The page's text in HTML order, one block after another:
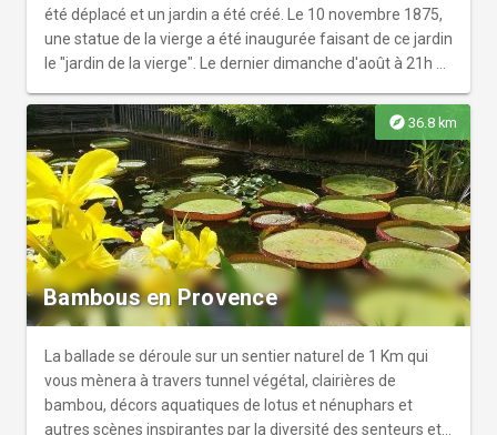
été déplacé et un jardin a été créé. Le 10 novembre 1875,
une statue de la vierge a été inaugurée faisant de ce jardin
le "jardin de la vierge". Le dernier dimanche d'août à 21h a
d'Elisa Seisson, 10ème miraculée de Lourdes en 1882.
explore 36.8 km
Bambous en Provence
La ballade se déroule sur un sentier naturel de 1 Km qui
vous mènera à travers tunnel végétal, clairières de
bambou, décors aquatiques de lotus et nénuphars et
autres scènes inspirantes par la diversité des senteurs et